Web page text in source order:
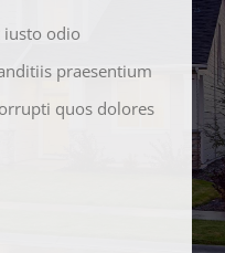
iusto odio
praesentium
quos dolores